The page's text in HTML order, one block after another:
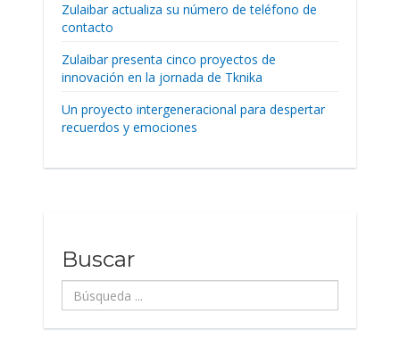
Zulaibar actualiza su número de teléfono de
contacto
Zulaibar presenta cinco proyectos de
innovación en la jornada de Tknika
Un proyecto intergeneracional para despertar
recuerdos y emociones
Buscar
Búsqueda
...